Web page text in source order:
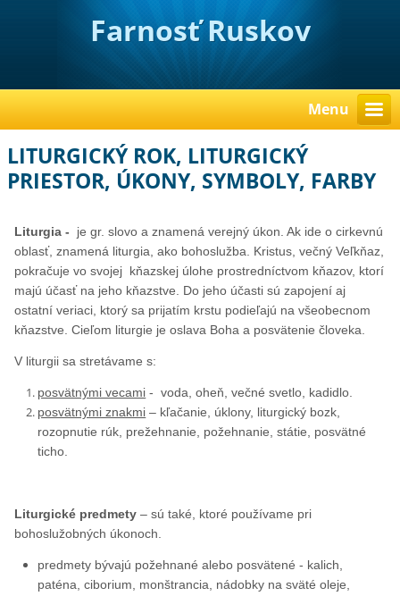
Farnosť Ruskov
Menu
LITURGICKÝ ROK, LITURGICKÝ
PRIESTOR, ÚKONY, SYMBOLY, FARBY
Liturgia - je gr. slovo a znamená verejný úkon. Ak ide o cirkevnú
oblasť, znamená liturgia, ako bohoslužba. Kristus, večný Veľkňaz,
pokračuje vo svojej kňazskej úlohe prostredníctvom kňazov, ktorí
majú účasť na jeho kňazstve. Do jeho účasti sú zapojení aj
ostatní veriaci, ktorý sa prijatím krstu podieľajú na všeobecnom
kňazstve. Cieľom liturgie je oslava Boha a posvätenie človeka.
V liturgii sa stretávame s:
posvätnými vecami - voda, oheň, večné svetlo, kadidlo.
posvätnými znakmi – kľačanie, úklony, liturgický bozk,
rozopnutie rúk, prežehnanie, požehnanie, státie, posvätné
ticho.
Liturgické predmety – sú také, ktoré používame pri
bohoslužobných úkonoch.
predmety bývajú požehnané alebo posvätené - kalich,
paténa, ciborium, monštrancia, nádobky na sväté oleje,